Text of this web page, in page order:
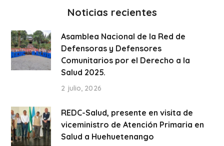
Noticias recientes
Asamblea Nacional de la Red de
Defensoras y Defensores
Comunitarios por el Derecho a la
Salud 2025.
2 julio, 2026
REDC-Salud, presente en visita de
viceministro de Atención Primaria en
Salud a Huehuetenango